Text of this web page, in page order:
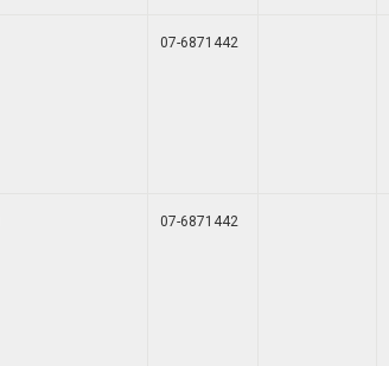
07-6871442
07-6871442